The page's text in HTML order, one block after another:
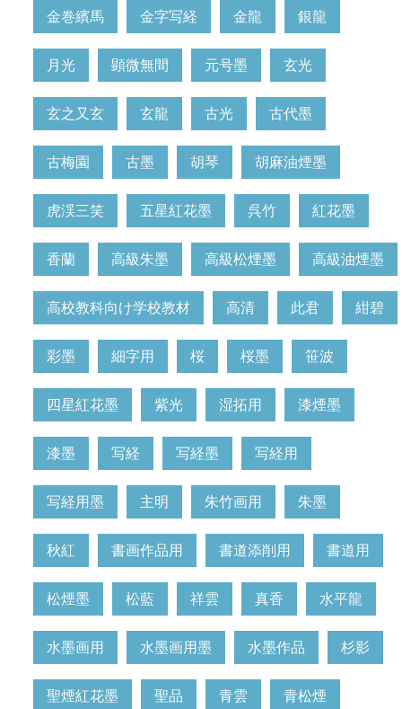
金巻繽馬 金字写経 金龍 銀龍
月光 顕微無間 元号墨 玄光
玄之又玄 玄龍 古光 古代墨
古梅園 古墨 胡琴 胡麻油煙墨
虎渓三笑 五星紅花墨 呉竹 紅花墨
香蘭 高級朱墨 高級松煙墨 高級油煙墨
高校教科向け学校教材 高清 此君 紺碧
彩墨 細字用 桜 桜墨 笹波
四星紅花墨 紫光 湿拓用 漆煙墨
漆墨 写経 写経墨 写経用
写経用墨 主明 朱竹画用 朱墨
秋紅 書画作品用 書道添削用 書道用
松煙墨 松藍 祥雲 真香 水平龍
水墨画用 水墨画用墨 水墨作品 杉影
聖煙紅花墨 聖品 青雲 青松煙